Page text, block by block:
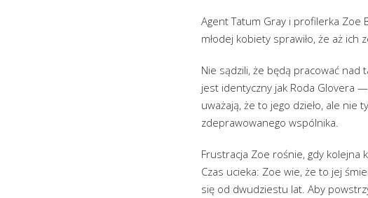
Agent Tatum Gray i profilerka Zoe
młodej kobiety sprawiło, że aż ich
Nie sądzili, że będą pracować nad
jest identyczny jak Roda Glovera
uważają, że to jego dzieło, ale nie
zdeprawowanego wspólnika.
Frustracja Zoe rośnie, gdy kolejna
Czas ucieka: Zoe wie, że to jej
się od dwudziestu lat. Aby